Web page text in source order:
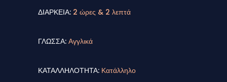
ΔΙΑΡΚΕΙΑ: 2 ώρες & 2 λεπτά
ΓΛΩΣΣΑ: Αγγλικά
ΚΑΤΑΛΛΗΛΟΤΗΤΑ: Κατάλληλο